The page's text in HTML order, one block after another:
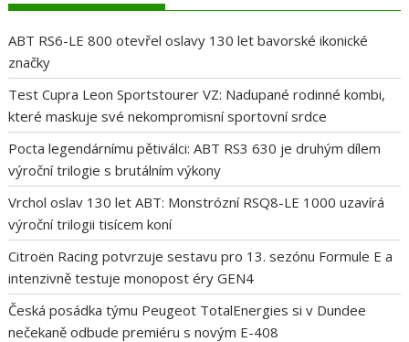
ABT RS6-LE 800 otevřel oslavy 130 let bavorské ikonické
značky
Test Cupra Leon Sportstourer VZ: Nadupané rodinné kombi,
které maskuje své nekompromisní sportovní srdce
Pocta legendárnímu pětiválci: ABT RS3 630 je druhým dílem
výroční trilogie s brutálním výkony
Vrchol oslav 130 let ABT: Monstrózní RSQ8-LE 1000 uzavírá
výroční trilogii tisícem koní
Citroën Racing potvrzuje sestavu pro 13. sezónu Formule E a
intenzivně testuje monopost éry GEN4
Česká posádka týmu Peugeot TotalEnergies si v Dundee
nečekaně odbude premiéru s novým E-408